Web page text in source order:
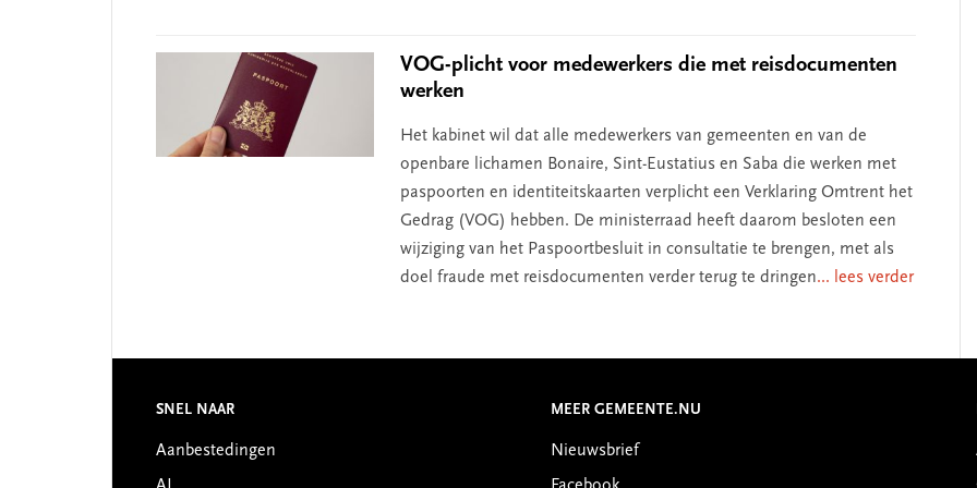
VOG-plicht voor medewerkers die met reisdocumenten
werken
Het kabinet wil dat alle medewerkers van gemeenten en van de
openbare lichamen Bonaire, Sint-Eustatius en Saba die werken met
paspoorten en identiteitskaarten verplicht een Verklaring Omtrent het
Gedrag (VOG) hebben. De ministerraad heeft daarom besloten een
wijziging van het Paspoortbesluit in consultatie te brengen, met als
doel fraude met reisdocumenten verder terug te dringen... lees verder
Footer
SNEL NAAR
Aanbestedingen
MEER GEMEENTE.NU
Nieuwsbrief